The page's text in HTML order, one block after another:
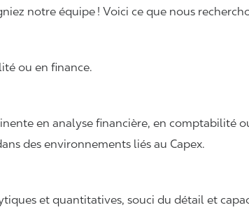
notre équipe ! Voici ce que nous
ou en finance.
en analyse financière, en comptabilité
des environnements liés au Capex.
et quantitatives, souci du détail et